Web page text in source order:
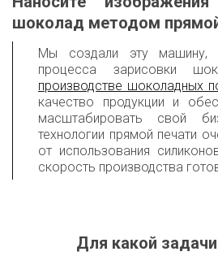
шоколад методом
Мы создали эту машину,
процесса зарисовки
производстве шоколадных
качество продукции и
масштабировать свой
технологии прямой печати
от использования
скорость производства
Для какой